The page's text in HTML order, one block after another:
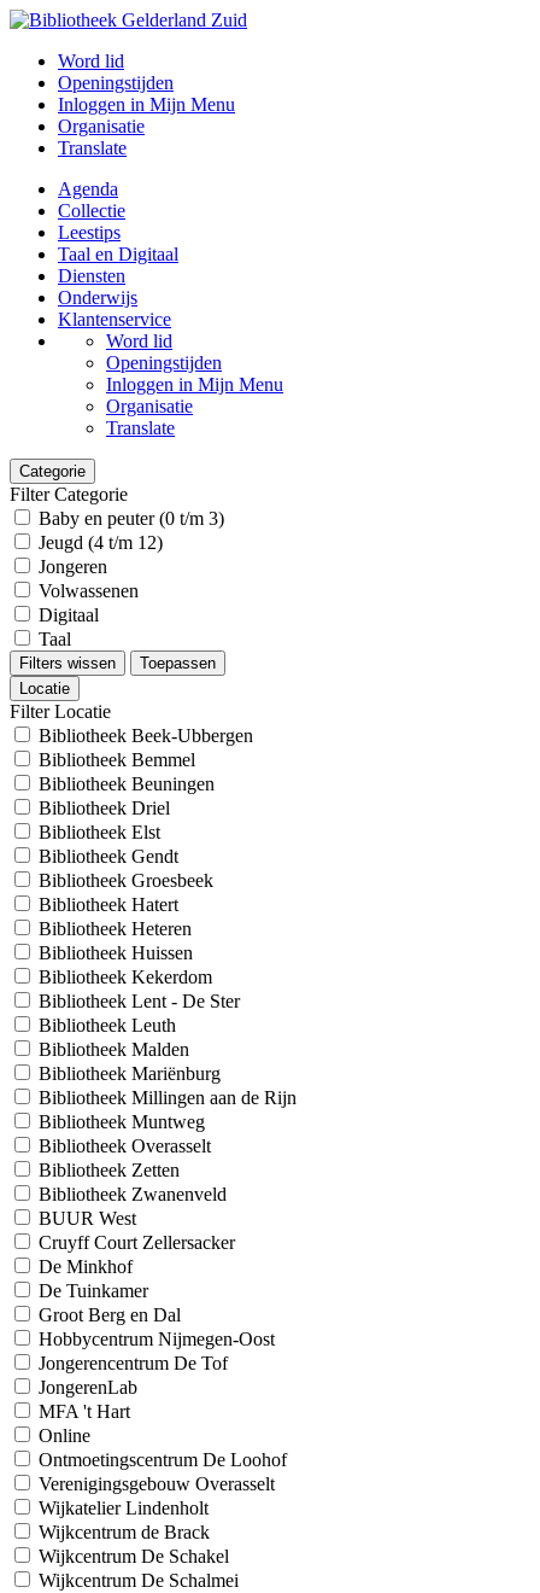
Word lid
Openingstijden
Inloggen in Mijn Menu
Organisatie
Translate
Agenda
Collectie
Leestips
Taal en Digitaal
Diensten
Onderwijs
Klantenservice
Word lid
Openingstijden
Inloggen in Mijn Menu
Organisatie
Translate
Categorie
Filter Categorie
Baby en peuter (0 t/m 3)
Jeugd (4 t/m 12)
Jongeren
Volwassenen
Digitaal
Taal
Filters wissen
Toepassen
Locatie
Filter Locatie
Bibliotheek Beek-Ubbergen
Bibliotheek Bemmel
Bibliotheek Beuningen
Bibliotheek Driel
Bibliotheek Elst
Bibliotheek Gendt
Bibliotheek Groesbeek
Bibliotheek Hatert
Bibliotheek Heteren
Bibliotheek Huissen
Bibliotheek Kekerdom
Bibliotheek Lent - De Ster
Bibliotheek Leuth
Bibliotheek Malden
Bibliotheek Mariënburg
Bibliotheek Millingen aan de Rijn
Bibliotheek Muntweg
Bibliotheek Overasselt
Bibliotheek Zetten
Bibliotheek Zwanenveld
BUUR West
Cruyff Court Zellersacker
De Minkhof
De Tuinkamer
Groot Berg en Dal
Hobbycentrum Nijmegen-Oost
Jongerencentrum De Tof
JongerenLab
MFA 't Hart
Online
Ontmoetingscentrum De Loohof
Verenigingsgebouw Overasselt
Wijkatelier Lindenholt
Wijkcentrum de Brack
Wijkcentrum De Schakel
Wijkcentrum De Schalmei